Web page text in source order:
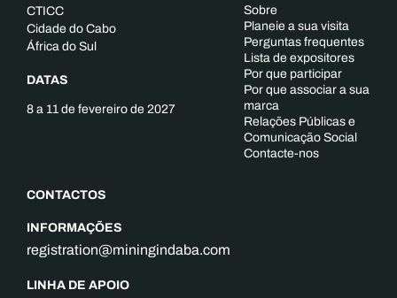
CTICC
Cidade do Cabo
África do Sul
DATAS
8 a 11 de fevereiro de 2027
CONTACTOS
INFORMAÇÕES
registration@miningindaba.com
LINHA DE APOIO
Sobre
Planeie a sua visita
Perguntas frequentes
Lista de expositores
Por que participar
Por que associar a sua
marca
Relações Públicas e
Comunicação Social
Contacte-nos